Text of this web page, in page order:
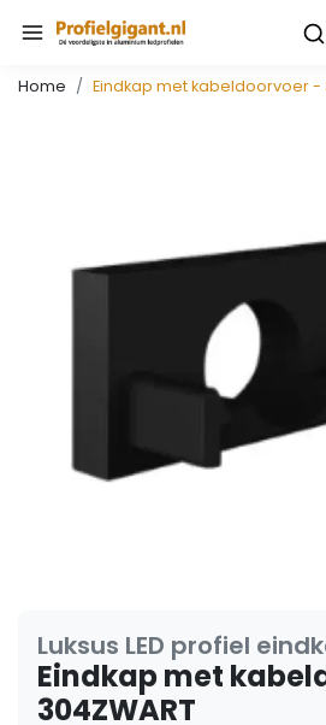
Home Eindkap met kabeldoorvoer -
Luksus LED profiel
Eindkap met
304ZWART